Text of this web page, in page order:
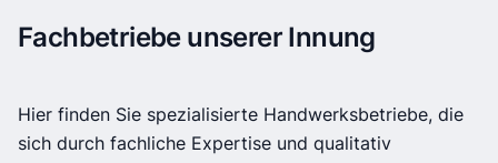
Fachbetriebe unserer Innung
Hier finden Sie spezialisierte Handwerksbetriebe, die
sich durch fachliche Expertise und qualitativ